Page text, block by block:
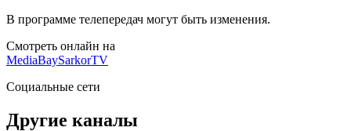
В программе телепередач могут быть изменения.
Смотреть онлайн на
MediaBaySarkorTV
Социальные сети
Другие каналы